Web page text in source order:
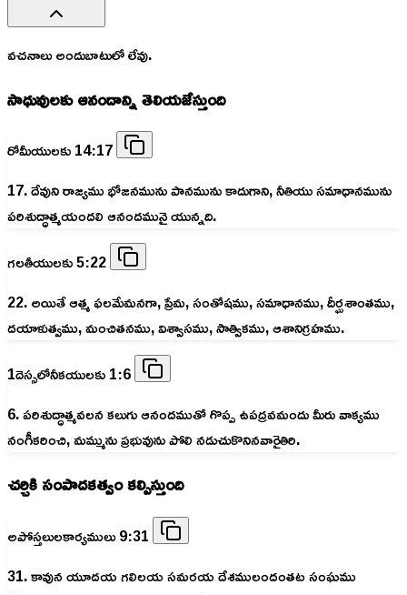
వచనాలు అందుబాటులో లేవు.
సాధువులకు ఆనందాన్ని తెలియజేస్తుంది
రోమీయులకు 14:17
17. దేవుని రాజ్యము భోజనమును పానమును కాదుగాని, నీతియు సమాధానమును
పరిశుద్ధాత్మయందలి ఆనందమునై యున్నది.
గలతీయులకు 5:22
22. అయితే ఆత్మ ఫలమేమనగా, ప్రేమ, సంతోషము, సమాధానము, దీర్ఘశాంతము,
దయాళుత్వము, మంచితనము, విశ్వాసము, సాత్వికము, ఆశానిగ్రహము.
1దెస్సలోనీకయులకు 1:6
6. పరిశుద్ధాత్మవలన కలుగు ఆనందముతో గొప్ప ఉపద్రవమందు మీరు వాక్యము
నంగీకరించి, మమ్మును ప్రభువును పోలి నడుచుకొనినవారైతిరి.
చర్చికి సంపాదకత్వం కల్పిస్తుంది
అపోస్తలులకార్యములు 9:31
31. కావున యూదయ గలిలయ సమరయ దేశములందంతట సంఘము